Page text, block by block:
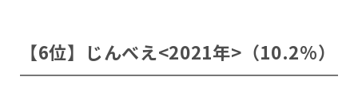
【6位】じんべえ<2021年>（10.2%）